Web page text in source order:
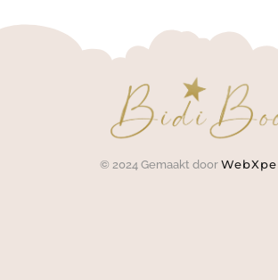
© 2024 Gemaakt door